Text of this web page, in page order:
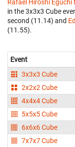
Rafael Hiroshi Eguchi
in the 3x3x3 Cube
second (11.14) and
(11.55).
Event
3x3x3 Cube
2x2x2 Cube
4x4x4 Cube
5x5x5 Cube
6x6x6 Cube
7x7x7 Cube